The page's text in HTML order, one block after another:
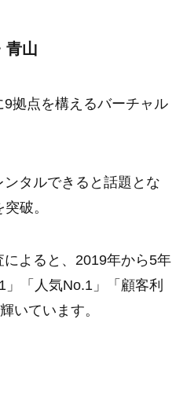
青山
9拠点を構えるバーチャル
タルできると話題とな
破。
よると、2019年から5年
「人気No.1」「顧客利
いています。